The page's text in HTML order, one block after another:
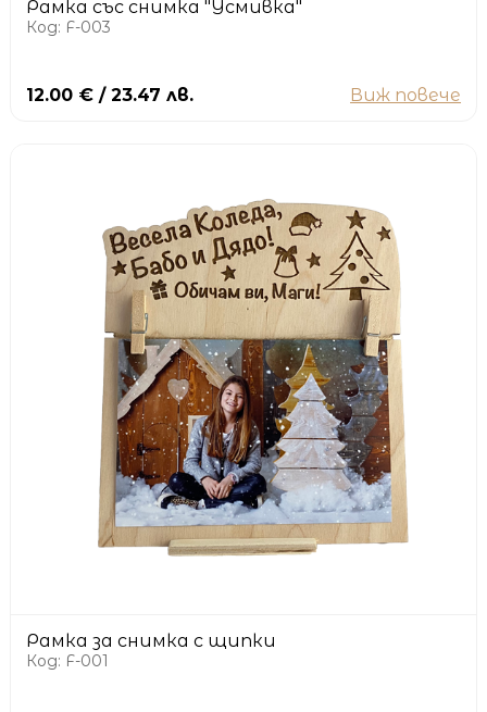
Рамка със снимка "Усмивка"
Код: F-003
12.00 € / 23.47 лв. Виж повече
Рамка за снимка с щипки
Код: F-001